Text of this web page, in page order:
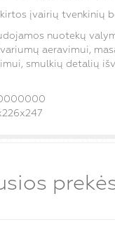
įvairių tvenkinių
nuotekų
aeravimui,
smulkių detalių